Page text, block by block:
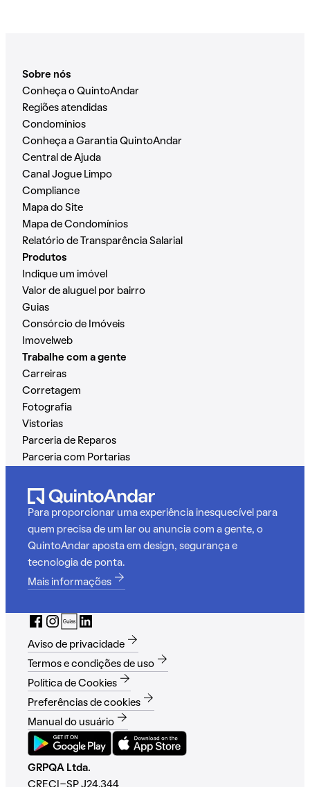
Sobre nós
Conheça o QuintoAndar
Regiões atendidas
Condomínios
Conheça a Garantia QuintoAndar
Central de Ajuda
Canal Jogue Limpo
Compliance
Mapa do Site
Mapa de Condomínios
Relatório de Transparência Salarial
Produtos
Indique um imóvel
Valor de aluguel por bairro
Guias
Consórcio de Imóveis
Imovelweb
Trabalhe com a gente
Carreiras
Corretagem
Fotografia
Vistorias
Parceria de Reparos
Parceria com Portarias
Para proporcionar uma experiência inesquecível para
quem precisa de um lar ou anuncia com a gente, o
QuintoAndar aposta em design, segurança e
tecnologia de ponta.
Mais informações
Aviso de privacidade
Termos e condições de uso
Política de Cookies
Preferências de cookies
Manual do usuário
GRPQA Ltda.